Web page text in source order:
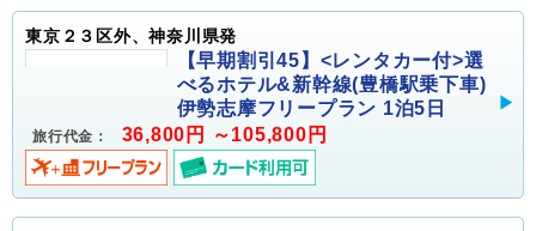
東京２３区外、神奈川県発
【早期割引45】<レンタカー付>選
べるホテル&新幹線(豊橋駅乗下車)
伊勢志摩フリープラン 1泊5日
旅行代金： 36,800円 ～105,800円